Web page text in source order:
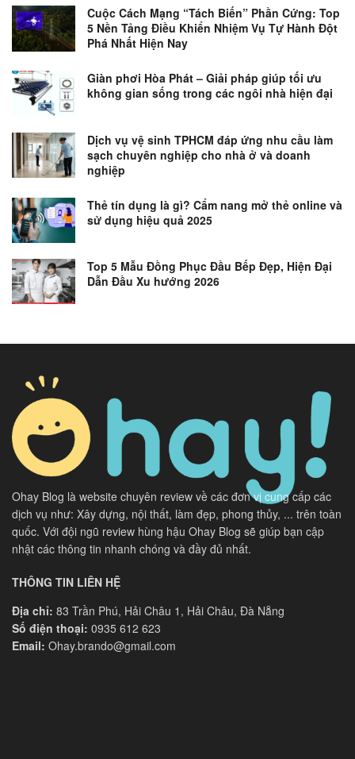
Cuộc Cách Mạng “Tách Biến” Phần Cứng: Top
5 Nền Tảng Điều Khiển Nhiệm Vụ Tự Hành Đột
Phá Nhất Hiện Nay
Giàn phơi Hòa Phát – Giải pháp giúp tối ưu
không gian sống trong các ngôi nhà hiện đại
Dịch vụ vệ sinh TPHCM đáp ứng nhu cầu làm
sạch chuyên nghiệp cho nhà ở và doanh
nghiệp
Thẻ tín dụng là gì? Cẩm nang mở thẻ online và
sử dụng hiệu quả 2025
Top 5 Mẫu Đồng Phục Đầu Bếp Đẹp, Hiện Đại
Dẫn Đầu Xu hướng 2026
Ohay Blog là website chuyên review về các đơn vị cung cấp các
dịch vụ như: Xây dựng, nội thất, làm đẹp, phong thủy, ... trên toàn
quốc. Với đội ngũ review hùng hậu Ohay Blog sẽ giúp bạn cập
nhật các thông tin nhanh chóng và đầy đủ nhất.
THÔNG TIN LIÊN HỆ
Địa chỉ: 83 Trần Phú, Hải Châu 1, Hải Châu, Đà Nẵng
Số điện thoại: 0935 612 623
Email: Ohay.brando@gmail.com